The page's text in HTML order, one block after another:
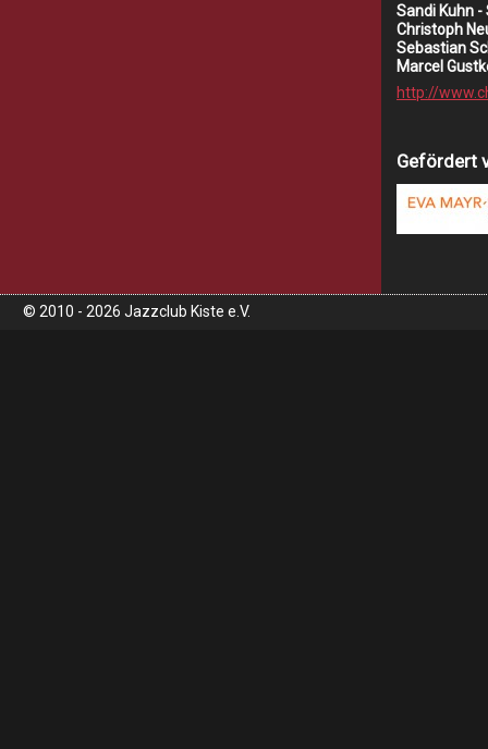
Sandi Kuhn -
Christoph
Sebastian
Marcel
http://
Gefördert
© 2010 - 2026 Jazzclub Kiste e.V.